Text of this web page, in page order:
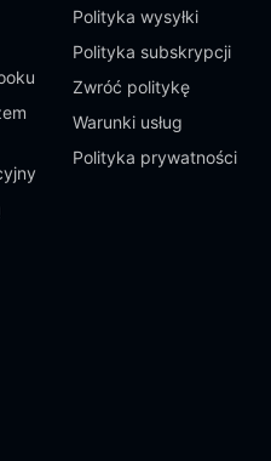
Polityka wysyłki
Polityka subskrypcji
Zwróć politykę
Warunki usług
Polityka prywatności